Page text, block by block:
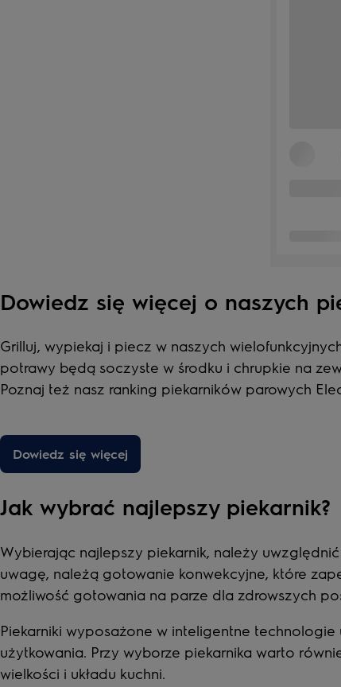
Dowiedz się więcej o naszych
Grilluj, wypiekaj i piecz w naszych
potrawy będą soczyste w środku i chrupkie na
Poznaj też nasz ranking piekarników parowych
Dowiedz się więcej
Jak wybrać najlepszy piekarnik?
Wybierając najlepszy piekarnik, należy
uwagę, należą gotowanie konwekcyjne, które
możliwość gotowania na parze dla zdrowszych
Piekarniki wyposażone w inteligentne
użytkowania. Przy wyborze piekarnika warto
wielkości i układu kuchni.